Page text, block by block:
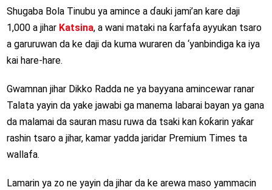
Shugaba Bola Tinubu ya amince a ɗauki jami’an kare daji
1,000 a jihar Katsina, a wani mataki na ƙarfafa ayyukan tsaro
a garuruwan da ke daji da kuma wuraren da ‘yanbindiga ka iya
kai hare-hare.
Gwamnan jihar Dikko Radda ne ya bayyana amincewar ranar
Talata yayin da yake jawabi ga manema labarai bayan ya gana
da malamai da sauran masu ruwa da tsaki kan ƙoƙarin yaƙar
rashin tsaro a jihar, kamar yadda jaridar Premium Times ta
wallafa.
Lamarin ya zo ne yayin da jihar da ke arewa maso yammacin